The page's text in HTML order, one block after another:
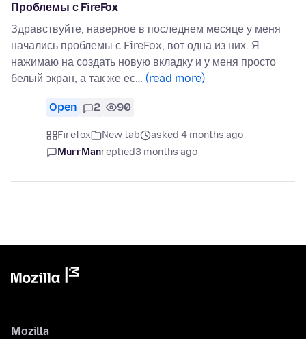
Проблемы с FireFox
Здравствуйте, наверное в последнем месяце у меня
начались проблемы с FireFox, вот одна из них. Я
нажимаю на создать новую вкладку и у меня просто
белый экран, а так же ес… (read more)
Open 2 90
Firefox New tab
asked 4 months ago
MurrManreplied3 months ago
Mozilla